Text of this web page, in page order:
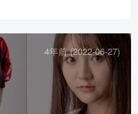
4年前 (2022-06-27)